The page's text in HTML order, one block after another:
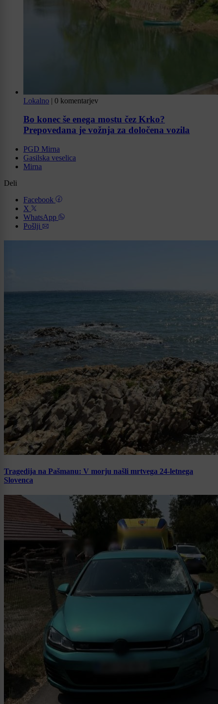
Lokalno | 0 komentarjev
Bo konec še enega mostu čez Krko?
Prepovedana je vožnja za določena vozila
PGD Mirna
Gasilska veselica
Mirna
Deli
Facebook
X
WhatsApp
Pošlji
Tragedija na Pašmanu: V morju našli mrtvega 24-letnega
Slovenca